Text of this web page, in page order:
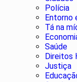
Polícia
Entorno
Tá na
Saúde
Direitos
Justiça